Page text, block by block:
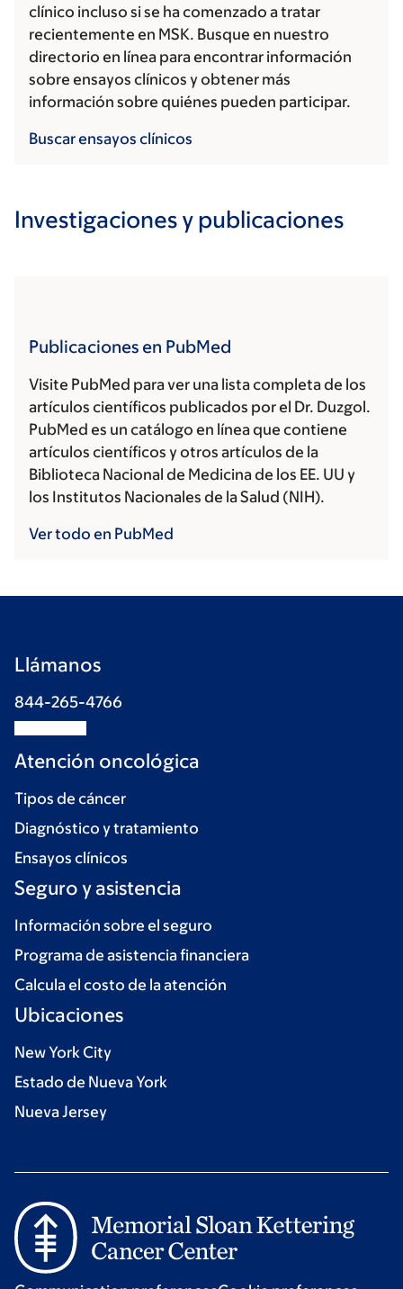
clínico incluso si se ha comenzado a tratar
recientemente en MSK. Busque en nuestro
directorio en línea para encontrar información
sobre ensayos clínicos y obtener más
información sobre quiénes pueden participar.
Buscar ensayos clínicos
Investigaciones y publicaciones
Publicaciones en PubMed
Visite PubMed para ver una lista completa de los
artículos científicos publicados por el Dr. Duzgol.
PubMed es un catálogo en línea que contiene
artículos científicos y otros artículos de la
Biblioteca Nacional de Medicina de los EE. UU y
los Institutos Nacionales de la Salud (NIH).
Ver todo en PubMed
Llámanos
844-265-4766
Atención oncológica
Tipos de cáncer
Diagnóstico y tratamiento
Ensayos clínicos
Seguro y asistencia
Información sobre el seguro
Programa de asistencia financiera
Calcula el costo de la atención
Ubicaciones
New York City
Estado de Nueva York
Nueva Jersey